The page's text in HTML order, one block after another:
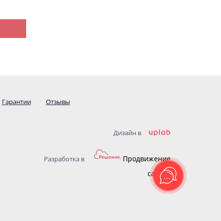
Гарантии Отзывы
Дизайн в
Разработка в
Продвижение
сайтов